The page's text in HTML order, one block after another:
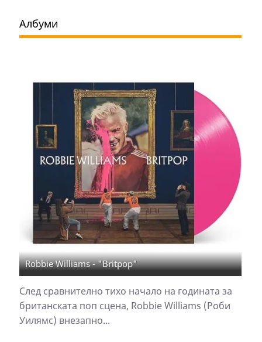
Албуми
Robbie Williams - "Britpop"
След сравнително тихо начало на годината за
британската поп сцена, Robbie Williams (Роби
Уилямс) внезапно...